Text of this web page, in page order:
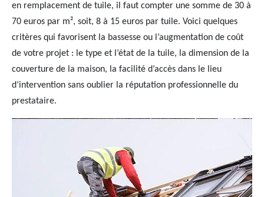
en remplacement de tuile, il faut compter une somme de 30 à
70 euros par m², soit, 8 à 15 euros par tuile. Voici quelques
critères qui favorisent la bassesse ou l’augmentation de coût
de votre projet : le type et l’état de la tuile, la dimension de la
couverture de la maison, la facilité d’accès dans le lieu
d’intervention sans oublier la réputation professionnelle du
prestataire.